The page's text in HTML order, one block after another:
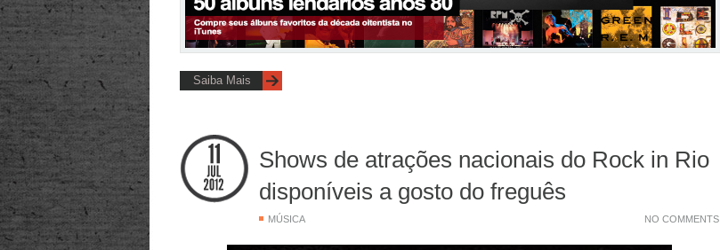
Saiba Mais
Shows de atrações nacionais do Rock in Rio
disponíveis a gosto do freguês
MÚSICA NO COMMENTS